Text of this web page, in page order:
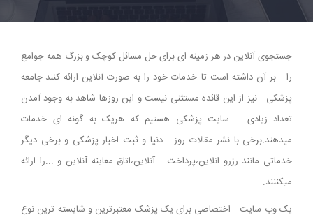
جستجوی آنلاین در هر زمینه ای برای حل مسائل کوچک و بزرگ همه جوامع
را بر آن داشته است تا خدمات خود را به صورت آنلاین ارائه کنند.جامعه
پزشکی نیز از این قائده مستثنی نیست و این روزها شاهد به وجود آمدن
تعداد زیادی سایت پزشکی هستیم که هریک به گونه ای خدمات
میدهند.برخی با نشر مقالات روز دنیا و ثبت اخبار پزشکی و برخی دیگر
خدماتی مانند رزرو انلاین،پرداخت آنلاین،اتاق معاینه آنلاین و ...را ارائه
میکننند.
یک وب سایت اختصاصی برای یک پزشک معتبرترین و شایسته ترین نوع